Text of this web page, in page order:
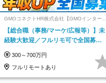
GMOコネクトHR株式会社【GMOインターネ
ットグループ】
【総合職（事務/マーケ/広報等）】未
経験大歓迎／フルリモ可で全国募
★
300～700万円
フルリモートあり